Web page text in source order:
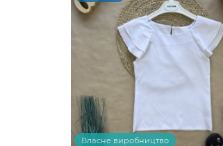
Власне виробництво